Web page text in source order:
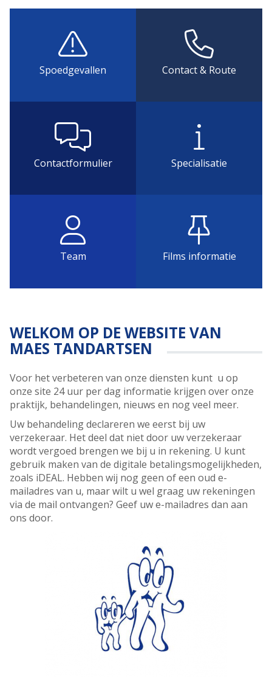
Spoedgevallen Contact & Route
Contactformulier Specialisatie
Team Films informatie
WELKOM OP DE WEBSITE VAN
MAES TANDARTSEN
Voor het verbeteren van onze diensten kunt u op
onze site 24 uur per dag informatie krijgen over onze
praktijk, behandelingen, nieuws en nog veel meer.
Uw behandeling declareren we eerst bij uw
verzekeraar. Het deel dat niet door uw verzekeraar
wordt vergoed brengen we bij u in rekening. U kunt
gebruik maken van de digitale betalingsmogelijkheden,
zoals iDEAL. Hebben wij nog geen of een oud e-
mailadres van u, maar wilt u wel graag uw rekeningen
via de mail ontvangen? Geef uw e-mailadres dan aan
ons door.